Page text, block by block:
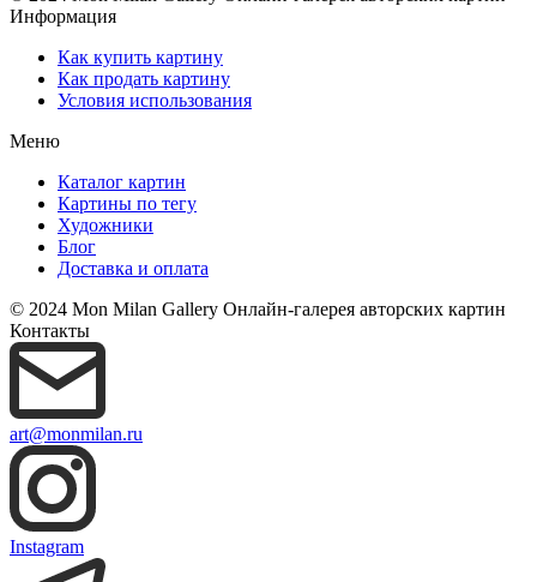
Информация
Как купить картину
Как продать картину
Условия использования
Меню
Каталог картин
Картины по тегу
Художники
Блог
Доставка и оплата
© 2024 Mon Milan Gallery Онлайн-галерея авторских картин
Контакты
art@monmilan.ru
Instagram